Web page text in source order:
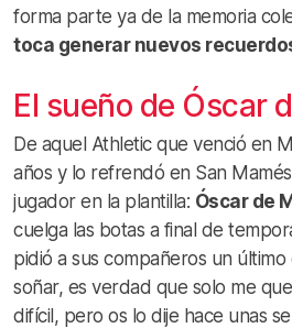
forma parte ya de la memoria
toca generar nuevos
El sueño de Óscar
De aquel Athletic que venció en
años y lo refrendó en San
jugador en la plantilla: Óscar de
cuelga las botas a final de
pidió a sus compañeros un
soñar, es verdad que solo me
difícil, pero os lo dije hace unas